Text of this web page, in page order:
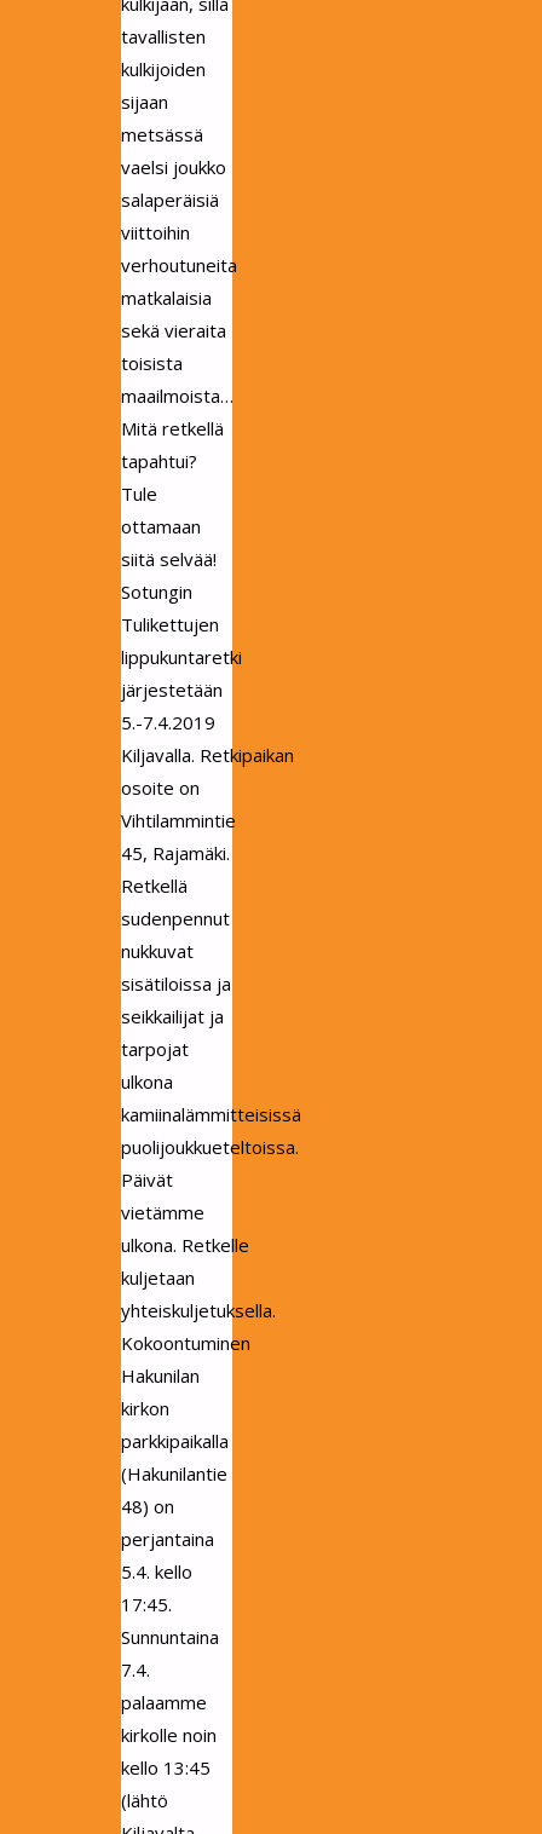
tavallisten
kulkijoiden
sijaan
metsässä
vaelsi joukko
salaperäisiä
viittoihin
verhoutuneita
matkalaisia
sekä vieraita
toisista
maailmoista…
Mitä retkellä
tapahtui?
Tule
ottamaan
siitä selvää!
Sotungin
Tulikettujen
lippukuntaretki
järjestetään
5.-7.4.2019
Kiljavalla. Retkipaikan
osoite on
Vihtilammintie
45, Rajamäki.
Retkellä
sudenpennut
nukkuvat
sisätiloissa ja
seikkailijat ja
tarpojat
ulkona
kamiinalämmitteisissä
puolijoukkueteltoissa.
Päivät
vietämme
ulkona. Retkelle
kuljetaan
yhteiskuljetuksella.
Kokoontuminen
Hakunilan
kirkon
parkkipaikalla
(Hakunilantie
48) on
perjantaina
5.4. kello
17:45.
Sunnuntaina
7.4.
palaamme
kirkolle noin
kello 13:45
(lähtö